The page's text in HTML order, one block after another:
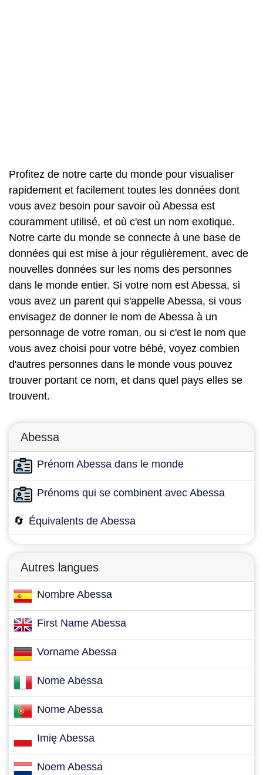
Profitez de notre carte du monde pour visualiser
rapidement et facilement toutes les données dont
vous avez besoin pour savoir où Abessa est
couramment utilisé, et où c'est un nom exotique.
Notre carte du monde se connecte à une base de
données qui est mise à jour régulièrement, avec de
nouvelles données sur les noms des personnes
dans le monde entier. Si votre nom est Abessa, si
vous avez un parent qui s'appelle Abessa, si vous
envisagez de donner le nom de Abessa à un
personnage de votre roman, ou si c'est le nom que
vous avez choisi pour votre bébé, voyez combien
d'autres personnes dans le monde vous pouvez
trouver portant ce nom, et dans quel pays elles se
trouvent.
Abessa
Prénom Abessa dans le monde
Prénoms qui se combinent avec Abessa
🔄 Équivalents de Abessa
Autres langues
Nombre Abessa
First Name Abessa
Vorname Abessa
Nome Abessa
Nome Abessa
Imię Abessa
Noem Abessa